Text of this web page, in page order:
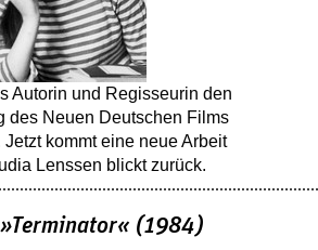
Autorin und Regisseurin den
des Neuen Deutschen Films
kommt eine neue Arbeit
Lenssen blickt zurück.
(1984)